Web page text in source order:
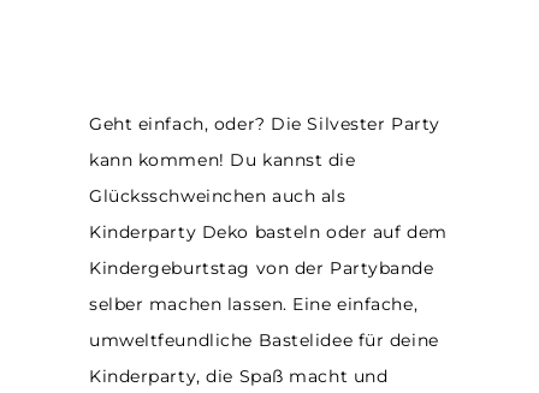
Geht einfach, oder? Die Silvester Party
kann kommen! Du kannst die
Glücksschweinchen auch als
Kinderparty Deko basteln oder auf dem
Kindergeburtstag von der Partybande
selber machen lassen. Eine einfache,
umweltfeundliche Bastelidee für deine
Kinderparty, die Spaß macht und